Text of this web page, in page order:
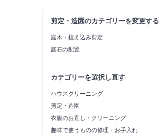
剪定・造園のカテゴリーを変更する
庭木・植え込み剪定
庭石の配置
カテゴリーを選択し直す
ハウスクリーニング
剪定・造園
衣服のお直し・クリーニング
趣味で使うものの修理・お手入れ